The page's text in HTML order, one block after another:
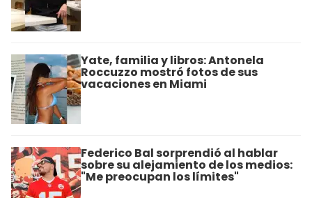
Yate, familia y libros: Antonela
Roccuzzo mostró fotos de sus
vacaciones en Miami
Federico Bal sorprendió al hablar
sobre su alejamiento de los medios:
"Me preocupan los límites"